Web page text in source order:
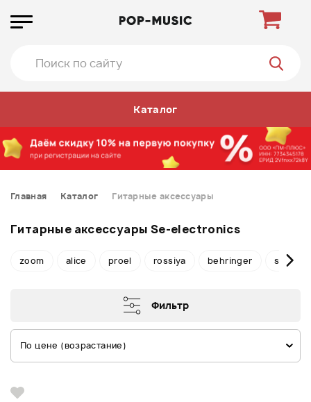
Каталог
Главная Каталог Гитарные аксессуары
Гитарные аксессуары Se-electronics
zoom alice proel rossiya behringer stagg
Фильтр
По цене (возрастание)